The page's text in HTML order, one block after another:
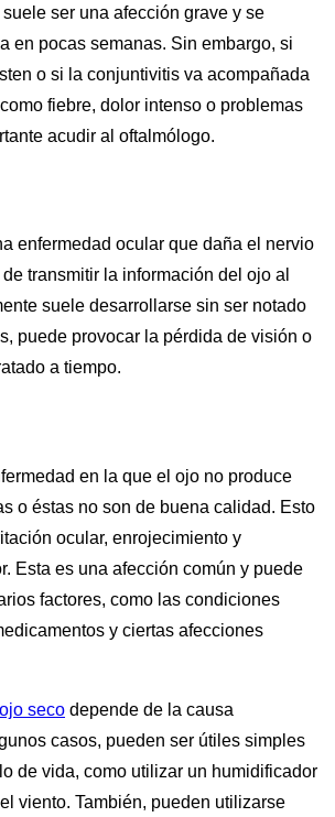
ser una afección grave y se
en pocas semanas. Sin embargo, si
o si la conjuntivitis va acompañada
fiebre, dolor intenso o problemas
acudir al oftalmólogo.
enfermedad ocular que daña el nervio
transmitir la información del ojo al
suele desarrollarse sin ser notado
puede provocar la pérdida de visión o
a tiempo.
en la que el ojo no produce
o éstas no son de buena calidad. Esto
ocular, enrojecimiento y
Esta es una afección común y puede
factores, como las condiciones
y ciertas afecciones
ojo seco depende de la causa
casos, pueden ser útiles simples
de vida, como utilizar un humidificador
viento. También, pueden utilizarse